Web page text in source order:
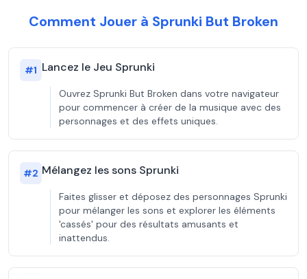
Comment Jouer à Sprunki But Broken
#1 Lancez le Jeu Sprunki
Ouvrez Sprunki But Broken dans votre navigateur
pour commencer à créer de la musique avec des
personnages et des effets uniques.
#2 Mélangez les sons Sprunki
Faites glisser et déposez des personnages Sprunki
pour mélanger les sons et explorer les éléments
'cassés' pour des résultats amusants et
inattendus.